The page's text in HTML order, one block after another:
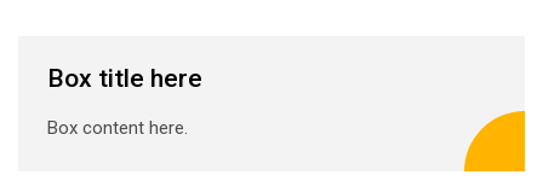
Box title here
Box content here.